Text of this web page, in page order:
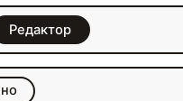
Редактор